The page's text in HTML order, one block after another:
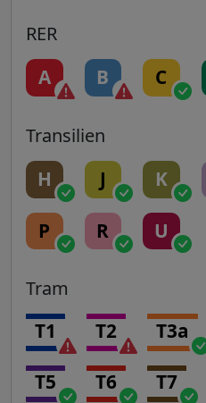
RER
A B C
Transilien
H J K
P R U
Tram
T1 T2 T3a
T5 T6 T7